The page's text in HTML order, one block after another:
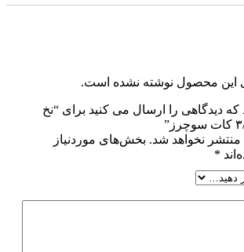
این محصول نوشته نشده است.
که دیدگاهی را ارسال می کنید برای “نخ
منتشر نخواهد شد. بخش‌های موردنیاز
*